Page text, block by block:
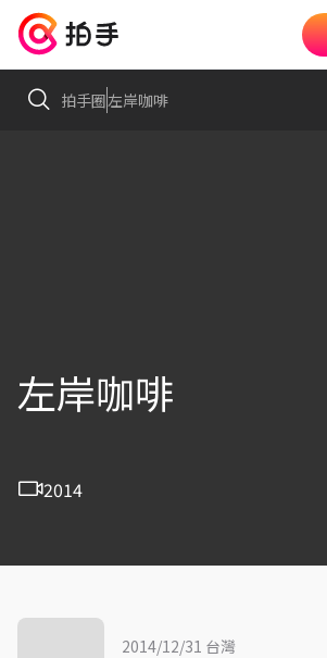
拍手圈左岸咖啡
左岸咖啡
2014
2014/12/31 台灣